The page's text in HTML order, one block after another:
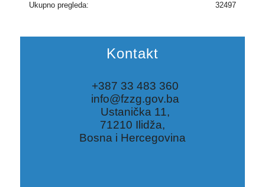
Ukupno pregleda:
32497
Kontakt
+387 33 483 360
info@fzzg.gov.ba
Ustanička 11,
71210 Ilidža,
Bosna i Hercegovina